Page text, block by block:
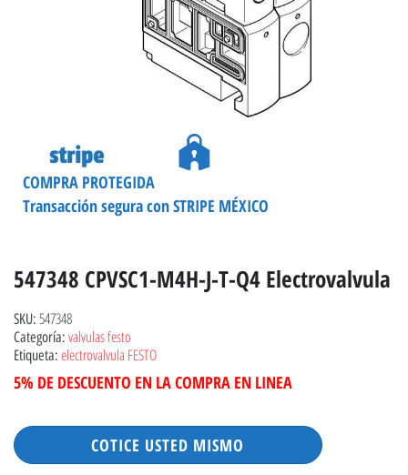
Transacción segura con STRIPE MÉXICO
COMPRA PROTEGIDA
547348 CPVSC1-M4H-J-T-Q4 Electrovalvula
SKU: 547348
Categoría: valvulas festo
Etiqueta: electrovalvula FESTO
5% DE DESCUENTO EN LA COMPRA EN LINEA
COTICE USTED MISMO